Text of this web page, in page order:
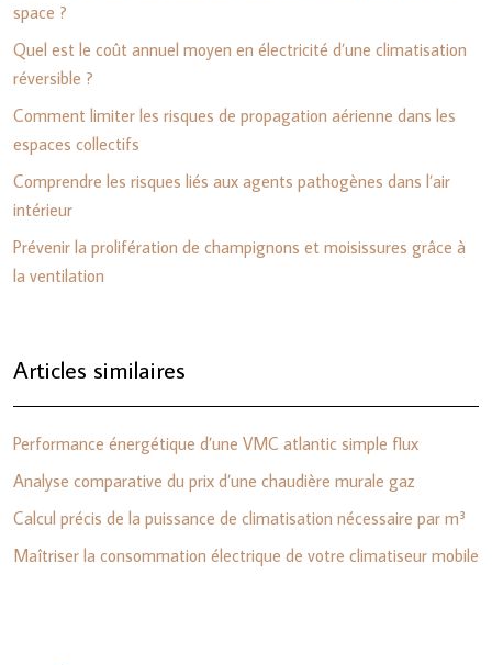
space ?
Quel est le coût annuel moyen en électricité d’une climatisation
réversible ?
Comment limiter les risques de propagation aérienne dans les
espaces collectifs
Comprendre les risques liés aux agents pathogènes dans l’air
intérieur
Prévenir la prolifération de champignons et moisissures grâce à
la ventilation
Articles similaires
Performance énergétique d’une VMC atlantic simple flux
Analyse comparative du prix d’une chaudière murale gaz
Calcul précis de la puissance de climatisation nécessaire par m³
Maîtriser la consommation électrique de votre climatiseur mobile